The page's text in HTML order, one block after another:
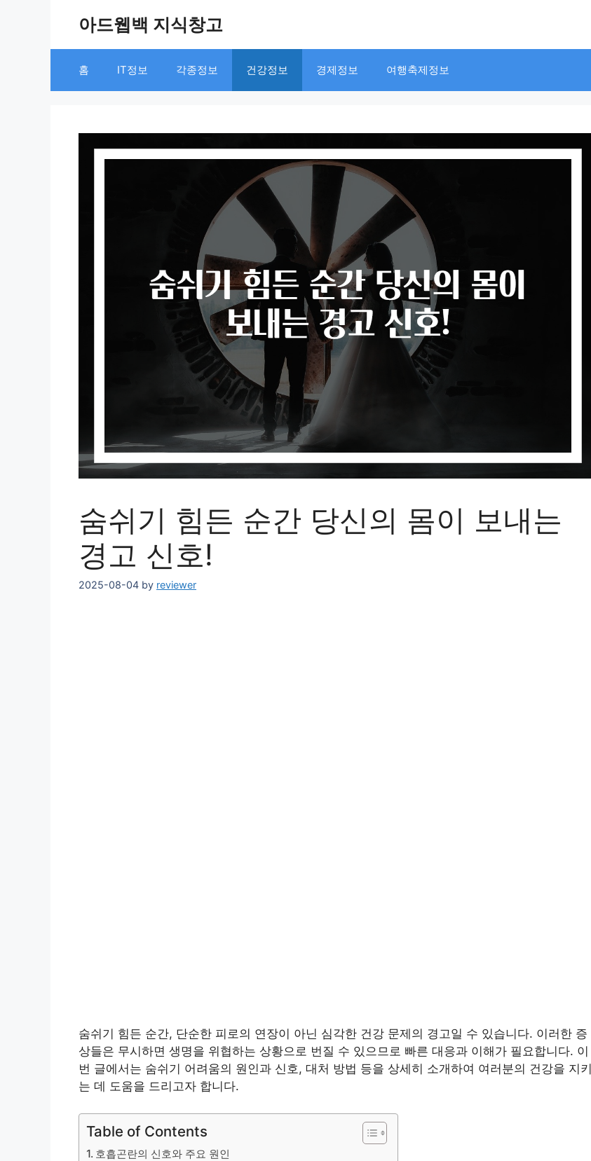
아드웹백 지식창고
홈 IT정보 각종정보 건강정보 경제정보 여행축제정보
숨쉬기 힘든 순간 당신의 몸이 보내는
경고 신호!
2025-08-04 by reviewer
숨쉬기 힘든 순간, 단순한 피로의 연장이 아닌 심각한 건강 문제의 경고일 수 있습니다. 이러한 증
상들은 무시하면 생명을 위협하는 상황으로 번질 수 있으므로 빠른 대응과 이해가 필요합니다. 이
번 글에서는 숨쉬기 어려움의 원인과 신호, 대처 방법 등을 상세히 소개하여 여러분의 건강을 지키
는 데 도움을 드리고자 합니다.
Table of Contents
호흡곤란의 신호와 주요 원인